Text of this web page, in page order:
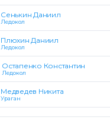
Сенькин Даниил
Ледокол
Плюхин Даниил
Ледокол
Остапенко Константин
Ледокол
Медведев Никита
Ураган